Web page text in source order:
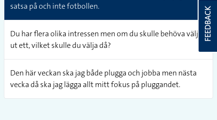
satsa på och inte fotbollen.
Du har flera olika intressen men om du skulle behöva välja
ut ett, vilket skulle du välja då?
Den här veckan ska jag både plugga och jobba men nästa
vecka då ska jag lägga allt mitt fokus på pluggandet.
FEEDBACK